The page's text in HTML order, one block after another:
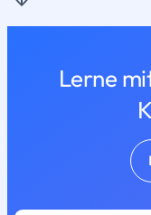
Lerne